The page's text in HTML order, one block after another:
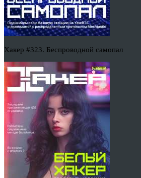
Хакер #323. Беспроводной самопал